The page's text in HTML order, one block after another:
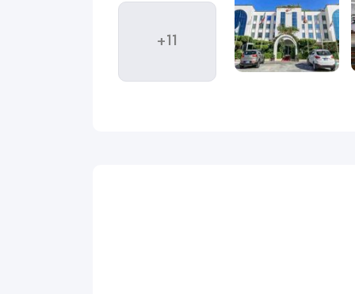
مراکز خرید، و ارائه خدمات منظم، اقامتی
تجربه‌ای لذت‌بخش از اقامت در جزیره کیش را به
هتل سان رایز با قرارگیری در موقعیت مرکزی،
+11